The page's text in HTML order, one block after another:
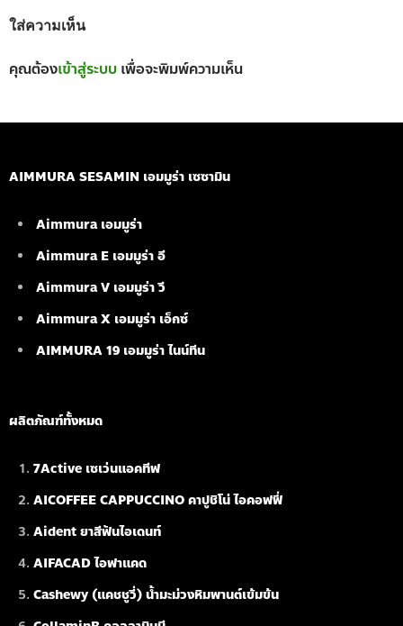
ใส่ความเห็น
คุณต้องเข้าสู่ระบบ เพื่อจะพิมพ์ความเห็น
AIMMURA SESAMIN เอมมูร่า เซซามิน
Aimmura เอมมูร่า
Aimmura E เอมมูร่า อี
Aimmura V เอมมูร่า วี
Aimmura X เอมมูร่า เอ็กซ์
AIMMURA 19 เอมมูร่า ไนน์ทีน
ผลิตภัณฑ์ทั้งหมด
7Active เซเว่นแอคทีฟ
AICOFFEE CAPPUCCINO คาปูชิโน่ ไอคอฟฟี่
Aident ยาสีฟันไอเดนท์
AIFACAD ไอฟาแคด
Cashewy (แคชชูวี่) น้ำมะม่วงหิมพานต์เข้มข้น